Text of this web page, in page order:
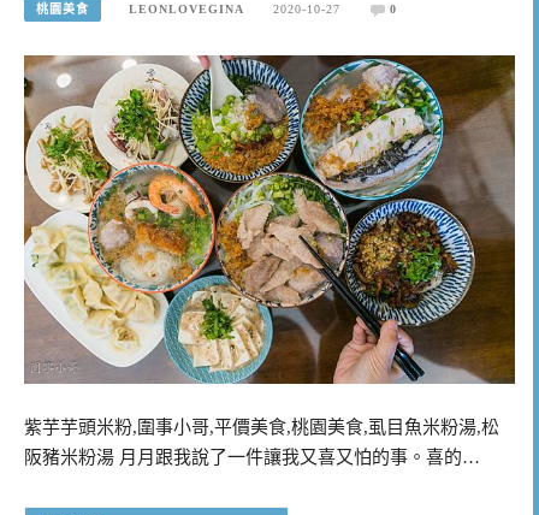
桃園美食 LEONLOVEGINA 2020-10-27 0
紫芋芋頭米粉,圍事小哥,平價美食,桃園美食,虱目魚米粉湯,松
阪豬米粉湯 月月跟我說了一件讓我又喜又怕的事。喜的…